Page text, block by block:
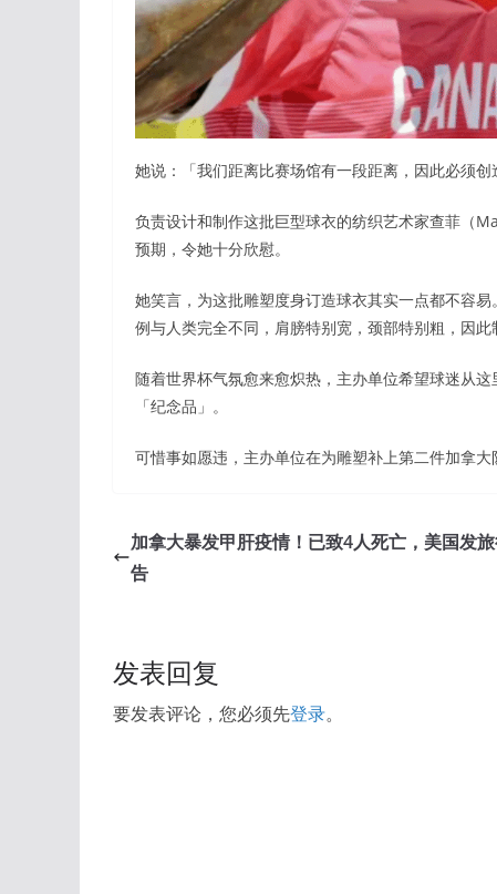
她说：「我们距离比赛场馆有一段距离，因此必须
负责设计和制作这批巨型球衣的纺织艺术家查菲（
预期，令她十分欣慰。
她笑言，为这批雕塑度身订造球衣其实一点都不容
例与人类完全不同，肩膀特别宽，颈部特别粗，因此
随着世界杯气氛愈来愈炽热，主办单位希望球迷从
「纪念品」。
可惜事如愿违，主办单位在为雕塑补上第二件加拿
加拿大暴发甲肝疫情！已致4人死亡，美国发
告
发表回复
要发表评论，您必须先登录。